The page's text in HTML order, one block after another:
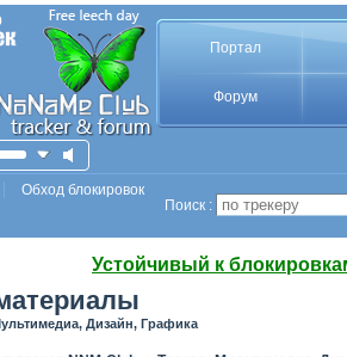
Портал
Форум
Обход блокировок
Поиск :
Устойчивый к
Дизайн, Графика